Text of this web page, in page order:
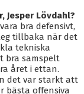
Jesper Lövdahl?
bra defensivt,
tillbaka när det
tekniska
bra samspelt
året i ettan.
det var starkt att
bästa offensiva